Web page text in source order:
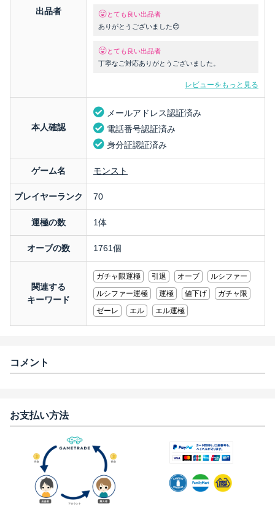
出品者
とても良い出品者
ありがとうございました😊
とても良い出品者
丁寧なご対応ありがとうございました。
レビューをもっと見る
本人確認
メールアドレス認証済み
電話番号認証済み
身分証認証済み
ゲーム名 モンスト
プレイヤーランク 70
運極の数 1体
オーブの数 1761個
関連する
キーワード
ガチャ限運極 引退 オーブ
ルシファー
ルシファー運極
運極 値下げ
ガチャ限
ゼーレ
エル エル運極
コメント
お支払い方法